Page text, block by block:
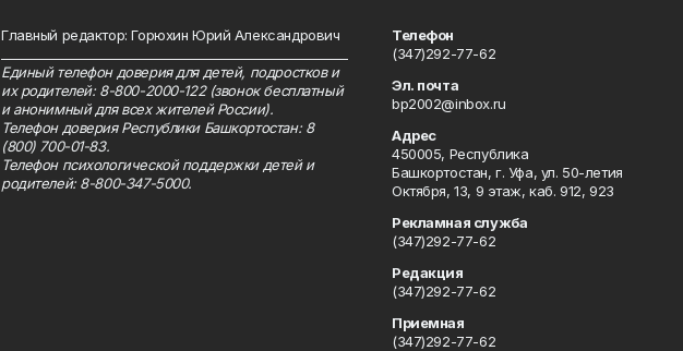
Главный редактор: Горюхин Юрий Александрович
Единый телефон доверия для детей, подростков и
их родителей: 8-800-2000-122 (звонок бесплатный
и анонимный для всех жителей России).
Телефон доверия Республики Башкортостан: 8
(800) 700-01-83.
Телефон психологической поддержки детей и
родителей: 8-800-347-5000.
Телефон
(347)292-77-62
Эл. почта
bp2002@inbox.ru
Адрес
450005, Республика
Башкортостан, г. Уфа, ул. 50-летия
Октября, 13, 9 этаж, каб. 912, 923
Рекламная служба
(347)292-77-62
Редакция
(347)292-77-62
Приемная
(347)292-77-62